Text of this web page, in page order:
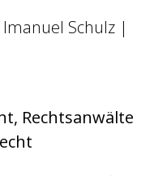
Schulz |
Rechtsanwälte